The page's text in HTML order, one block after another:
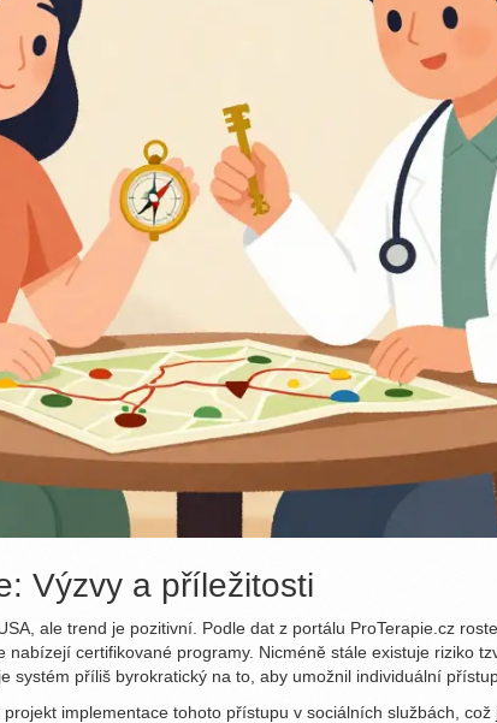
Výzvy a příležitosti
ale trend je pozitivní. Podle dat z portálu ProTerapie.cz
certifikované programy. Nicméně stále existuje riziko
příliš byrokratický na to, aby umožnil individuální
implementace tohoto přístupu v sociálních službách,